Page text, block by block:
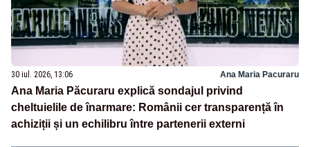
30 iul. 2026, 13:06 Ana Maria Pacuraru
Ana Maria Păcuraru explică sondajul privind
cheltuielile de înarmare: Românii cer transparență în
achiziții și un echilibru între partenerii externi